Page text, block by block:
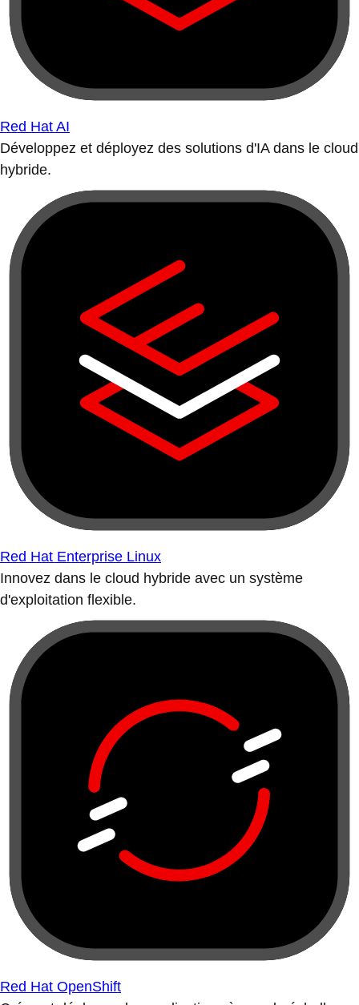
Red Hat AI
Développez et déployez des solutions d'IA dans le cloud
hybride.
Red Hat Enterprise Linux
Innovez dans le cloud hybride avec un système
d'exploitation flexible.
Red Hat OpenShift